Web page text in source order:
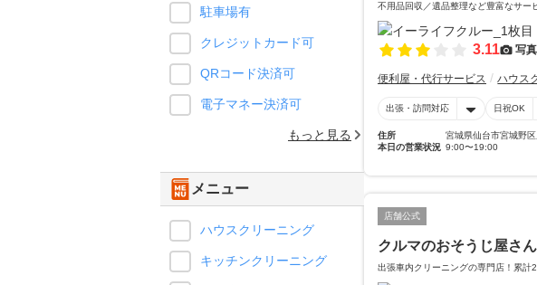
不用品回収／遺品整理など豊富なサー
3.11 写真
便利屋・代行サービス ハウス
出張・訪問対応 日祝OK
住所
宮城県仙台市宮城野
本日の営業状況 9:00〜19:00
店舗公式
クルマのおそうじ屋さん
出張車内クリーニングの専門店！累計
駐車場有
クレジットカード可
QRコード決済可
電子マネー決済可
もっと見る
メニュー
ハウスクリーニング
キッチンクリーニング